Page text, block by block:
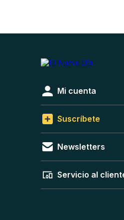
Mi cuenta
Suscríbete
Newsletters
Servicio al